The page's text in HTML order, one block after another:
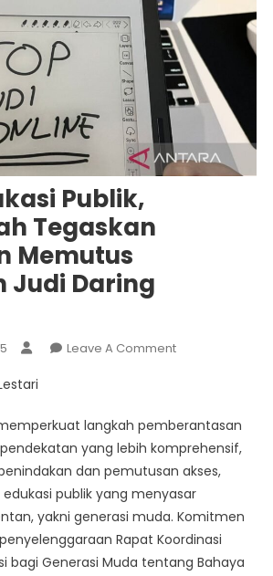
Publik,
Tegaskan
Memutus
Judi Daring
Leave A CommentOn
Pemerintah
Tegaskan
Komitmen
Memutus
Lingkaran
Judi
Daring
langkah pemberantasan
yang lebih komprehensif,
dan pemutusan akses,
publik yang menyasar
yakni generasi muda. Komitmen
Rapat Koordinasi
bagi Generasi Muda tentang Bahaya